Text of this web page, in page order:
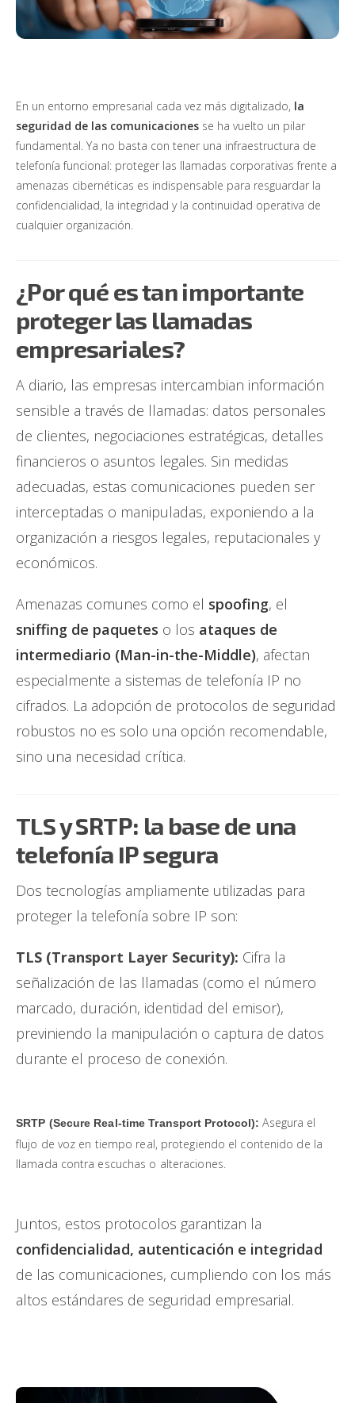
SDWAN
Softphone VEXuc
SMS
Grabación avanzada
Tarificación
Cobranzas
Educación
Ingresar
Solicitar demo
En un entorno empresarial cada vez más digitalizado, la
seguridad de las comunicaciones se ha vuelto un pilar
fundamental. Ya no basta con tener una infraestructura de
telefonía funcional: proteger las llamadas corporativas frente a
amenazas cibernéticas es indispensable para resguardar la
confidencialidad, la integridad y la continuidad operativa de
cualquier organización.
¿Por qué es tan importante
proteger las llamadas
empresariales?
A diario, las empresas intercambian información
sensible a través de llamadas: datos personales
de clientes, negociaciones estratégicas, detalles
financieros o asuntos legales. Sin medidas
adecuadas, estas comunicaciones pueden ser
interceptadas o manipuladas, exponiendo a la
organización a riesgos legales, reputacionales y
económicos.
Amenazas comunes como el spoofing, el
sniffing de paquetes o los ataques de
intermediario (Man-in-the-Middle), afectan
especialmente a sistemas de telefonía IP no
cifrados. La adopción de protocolos de seguridad
robustos no es solo una opción recomendable,
sino una necesidad crítica.
TLS y SRTP: la base de una
telefonía IP segura
Dos tecnologías ampliamente utilizadas para
proteger la telefonía sobre IP son:
TLS (Transport Layer Security): Cifra la
señalización de las llamadas (como el número
marcado, duración, identidad del emisor),
previniendo la manipulación o captura de datos
durante el proceso de conexión.
SRTP (Secure Real-time Transport Protocol): Asegura el
flujo de voz en tiempo real, protegiendo el contenido de la
llamada contra escuchas o alteraciones.
Juntos, estos protocolos garantizan la
confidencialidad, autenticación e integridad
de las comunicaciones, cumpliendo con los más
altos estándares de seguridad empresarial.